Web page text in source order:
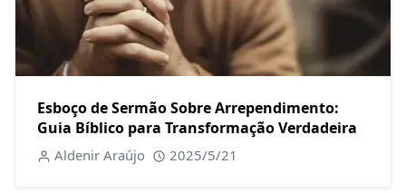
Esboço de Sermão Sobre Arrependimento:
Guia Bíblico para Transformação Verdadeira
Aldenir Araújo 2025/5/21